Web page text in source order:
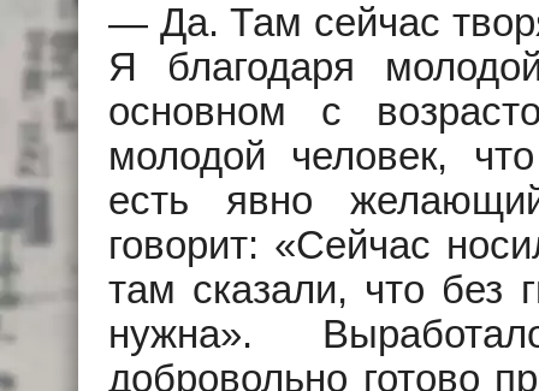
— Да. Там сейчас
Я благодаря
основном с
молодой человек,
есть явно
говорит: «Сейчас
там сказали, что без
нужна».
добровольно готово